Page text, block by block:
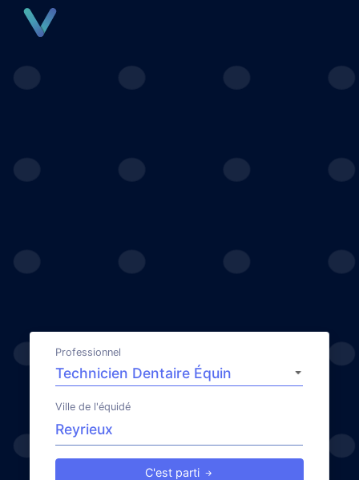
Professionnel
Ville de l'équidé
C'est parti